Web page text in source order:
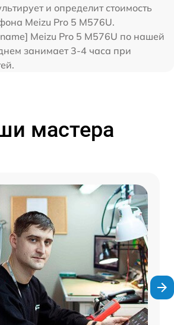
и определит стоимость
Meizu Pro 5 M576U.
Meizu Pro 5 M576U по нашей
занимает 3-4 часа при
мастера